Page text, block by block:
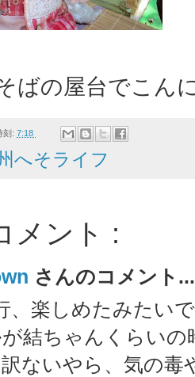
ばの屋台でこん
刻: 7:18
へそライフ
メント :
さんのコメント...
、楽しめたみたい
が結ちゃんくらい
ないやら、気の